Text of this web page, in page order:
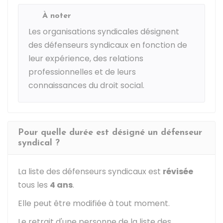
À noter
Les organisations syndicales désignent
des défenseurs syndicaux en fonction de
leur expérience, des relations
professionnelles et de leurs
connaissances du droit social.
Pour quelle durée est désigné un défenseur
syndical ?
La liste des défenseurs syndicaux est révisée
tous les 4 ans.
Elle peut être modifiée à tout moment.